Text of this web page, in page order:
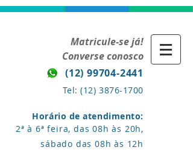
Matricule-se já!
Converse conosco
(12) 99704-2441
Tel:(12) 3876-1700
Horário de atendimento:
2ª à 6ª feira, das 08h às 20h,
sábado das 08h às 12h